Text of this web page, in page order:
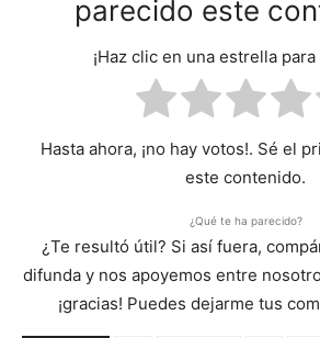
parecido este
¡Haz clic en una estrella
Hasta ahora, ¡no hay votos!. Sé el
este contenido.
¿Qué te ha parecido?
¿Te resultó útil? Si así fuera,
difunda y nos apoyemos entre
¡gracias! Puedes dejarme tus